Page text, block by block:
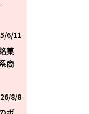
6/11
菓
商
8/8